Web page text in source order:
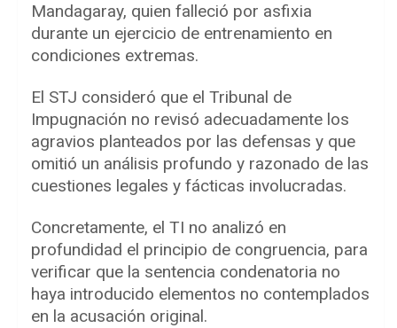
Mandagaray, quien falleció por asfixia
durante un ejercicio de entrenamiento en
condiciones extremas.
El STJ consideró que el Tribunal de
Impugnación no revisó adecuadamente los
agravios planteados por las defensas y que
omitió un análisis profundo y razonado de las
cuestiones legales y fácticas involucradas.
Concretamente, el TI no analizó en
profundidad el principio de congruencia, para
verificar que la sentencia condenatoria no
haya introducido elementos no contemplados
en la acusación original.